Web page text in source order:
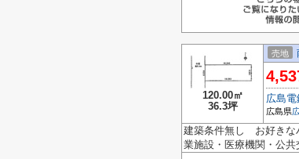
120.00㎡
36.3坪
売地
広島
広島県
建築条件無し お好きな
業施設・医療機関・公